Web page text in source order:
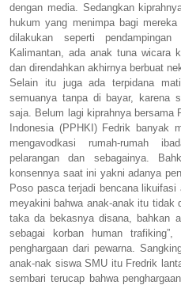
dengan media. Sedangkan
hukum yang menimpa bagi
dilakukan seperti
Kalimantan, ada anak tuna wicara
dan direndahkan akhirnya berbuat
Selain itu juga ada terpidana
semuanya tanpa di bayar, karena
saja. Belum lagi kiprahnya bersama
Indonesia (PPHKI) Fedrik banyak
mengavodkasi rumah-rumah
pelarangan dan sebagainya.
konsennya saat ini yakni adanya
Poso pasca terjadi bencana
meyakini bahwa anak-anak itu tidak
taka da bekasnya disana, bahkan
sebagai korban human
penghargaan dari pewarna.
anak-nak siswa SMU itu Fredrik
sembari terucap bahwa